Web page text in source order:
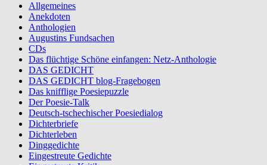
Allgemeines
Anekdoten
Anthologien
Augustins Fundsachen
CDs
Das flüchtige Schöne einfangen: Netz-Anthologie
DAS GEDICHT
DAS GEDICHT blog-Fragebogen
Das knifflige Poesiepuzzle
Der Poesie-Talk
Deutsch-tschechischer Poesiedialog
Dichterbriefe
Dichterleben
Dinggedichte
Eingestreute Gedichte